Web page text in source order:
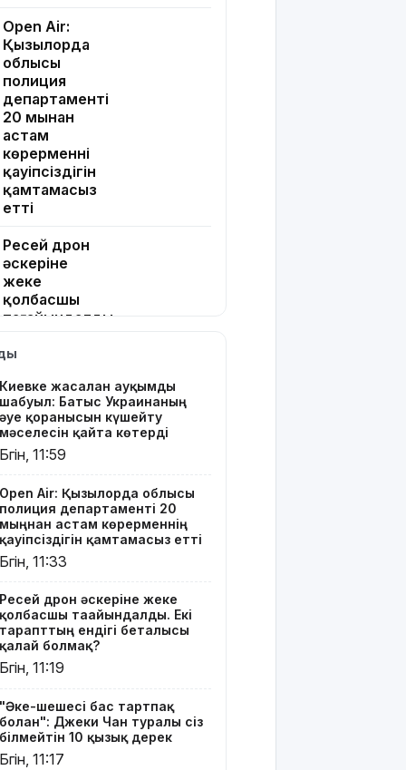
Open Air:
Қызылорда
облысы
полиция
департаменті
20 мыңнан
астам
көрерменнің
қауіпсіздігін
қамтамасыз
етті
Ресей дрон
әскеріне
жеке
қолбасшы
тағайындалды.
тарапттың
беталысы
қалай
болмақ?
"Әке-
тартпақ
болған":
Джеки Чан
туралы сіз
білмейтін
10 қызық
дерек
МӘМС:
қаржының
жұмсалуы
қатаң
қадағаланады
Киевке жасалған ауқымды
шабуыл: Батыс Украинаның
әуе қорғанысын күшейту
мәселесін қайта көтерді
Бүгін, 11:59
Open Air: Қызылорда облысы
полиция департаменті 20
мыңнан астам көрерменнің
қауіпсіздігін қамтамасыз етті
Бүгін, 11:33
Ресей дрон әскеріне жеке
қолбасшы тағайындалды. Екі
тарапттың ендігі беталысы
қалай болмақ?
Бүгін, 11:19
"Әке-шешесі бас тартпақ
болған": Джеки Чан туралы сіз
білмейтін 10 қызық дерек
Бүгін, 11:17